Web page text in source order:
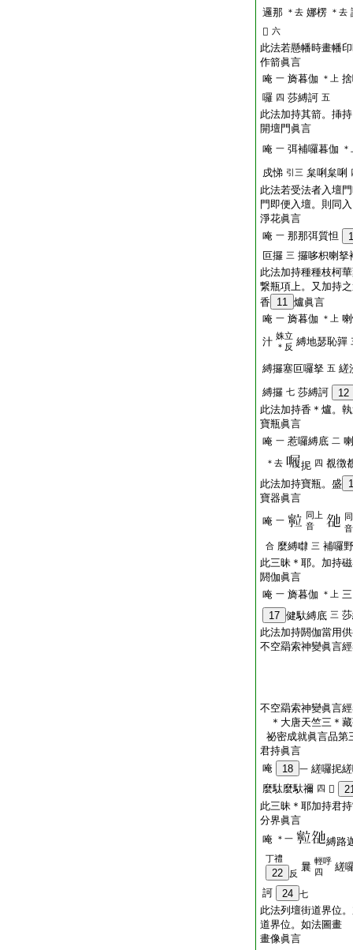
邏那 ＊去 娜楞 ＊去
𤙖 六
此法若懸幡時畫幡
作箭眞言
唵 一 旖暮伽 ＊上
囉 四 莎縛訶 五
此法加持其箭。挿
開壇門眞言
唵 一 弭補囉暮伽
戍悌 引三 枲唎枲唎
此法若受法者入壇
門即便入壇。則同
淨花眞言
唵 一 那那弭質怛
叵攞 三 攞哆枳喇拏
此法加持種種枝柯
繋瓶項上。又加持
香
11 爐眞言
唵 一 旖暮伽 ＊上
汁 姝立
＊反 縛地瑟恥嚲
縛攞塞叵囉拏 五 縒
縛攞 七 莎縛訶
12
此法加持香＊爐。
寶瓶眞言
唵 一 惹囉縛底 二
＊去 抳 四 覩徴
此法加持寶瓶。盛
寶器眞言
唵 一
同上
音
同
音
合 麼縛㘑 三 補囉
此三昧＊耶。加持
閼伽眞言
唵 一 旖暮伽 ＊上 三
17 健馱縛底 三
此法加持閼伽當用
不空羂索神變眞言
不空羂索神變眞言
＊大唐天竺三＊
祕密成就眞言品第
君持眞言
唵
18 一 縒囉抳
麼駄麼馱禰 四 𤙖
此三昧＊耶加持君
分界眞言
唵 ＊一 縛路
丁禮
22 反
曩 輕呼
四
縒
訶 24 七
此法列壇街道界位
道界位。如法圖畫
畫像眞言